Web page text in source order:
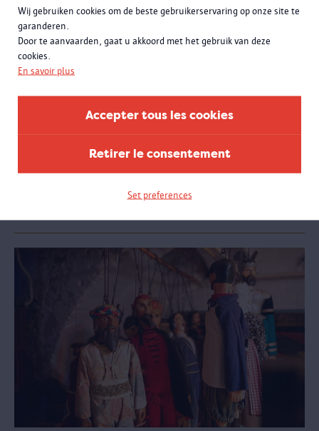
Wij gebruiken cookies om de beste gebruikerservaring op onze site te
garanderen.
Door te aanvaarden, gaat u akkoord met het gebruik van deze
cookies.
En savoir plus
Accepter tous les cookies
Retirer le consentement
Set preferences